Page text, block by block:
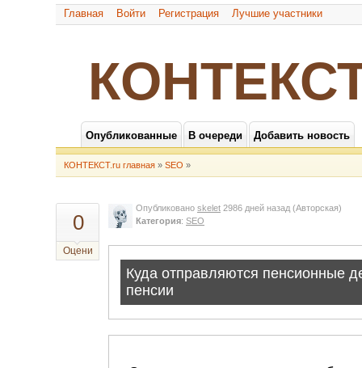
Главная Войти Регистрация Лучшие участники
Опубликованные В очереди Добавить новость
КОНТЕКСТ.ru главная » SEO »
0
Оцени
Опубликовано skelet 2986 дней назад (Авторская)
Категория: SEO